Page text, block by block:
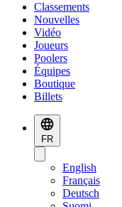
Classements
Nouvelles
Vidéo
Joueurs
Poolers
Équipes
Boutique
Billets
FR
English
Français
Deutsch